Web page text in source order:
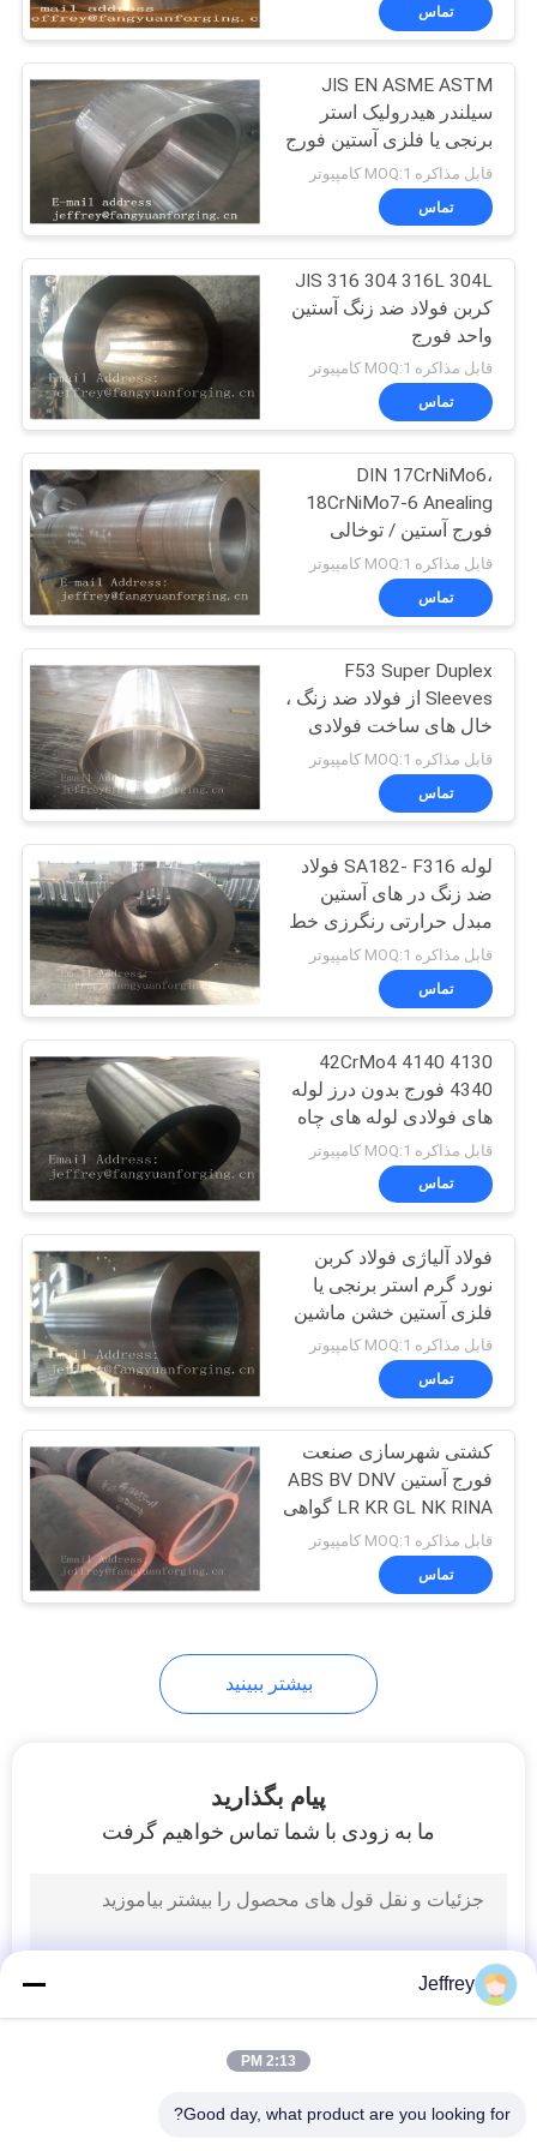
کارخانه
کنترل
کیفیت
تماس
بگیرید
اخبار
درخواست
نقل قول
نقشه
سایت
PRIVACY
POLICY
آستین های فرفورژه
32
حلقه های نورد فورج
27
فلنج برق باد
14
اجر سرامیکی تو خالی
27
دیسک های فرفورژه
15
انواع دنده های
فرفورژه
23
واحد فورج فولاد ضد
فولاد کربن فلنج
11
تماس
JIS EN ASME ASTM
سیلندر هیدرولیک استر
برنجی یا فلزی آستین فورج
C45 4130 4140
ماشین و UT
قابل مذاکره MOQ:1 کامپیوتر
تماس
JIS 316 304 316L 304L
کربن فولاد ضد زنگ آستین
واحد فورج
قابل مذاکره MOQ:1 کامپیوتر
تماس
DIN 17CrNiMo6،
18CrNiMo7-6 Anealing
فورج آستین / توخالی
شفت عملیات حرارتی
قابل مذاکره MOQ:1 کامپیوتر
تماس
F53 Super Duplex
Sleeves از فولاد ضد زنگ ،
خال های ساخت فولادی
ASTM-182
قابل مذاکره MOQ:1 کامپیوتر
تماس
لوله SA182- F316 فولاد
ضد زنگ در های آستین
مبدل حرارتی رنگرزی خط
لوله نصب و راه اندازی
قابل مذاکره MOQ:1 کامپیوتر
تماس
4130 4140 42CrMo4
4340 فورج بدون درز لوله
های فولادی لوله های چاه
روغن آستین های لوله
کوپلینگ صنعت نفت
قابل مذاکره MOQ:1 کامپیوتر
تماس
فولاد آلیاژی فولاد کربن
نورد گرم استر برنجی یا
فلزی آستین خشن ماشین
سفارشی
قابل مذاکره MOQ:1 کامپیوتر
تماس
کشتی شهرسازی صنعت
فورج آستین ABS BV DNV
LR KR GL NK RINA گواهی
قابل مذاکره MOQ:1 کامپیوتر
تماس
بیشتر ببینید
پیام بگذارید
ما به زودی با شما تماس خواهیم گرفت
Jeffrey
2:13 PM
Good day, what product are you looking for?